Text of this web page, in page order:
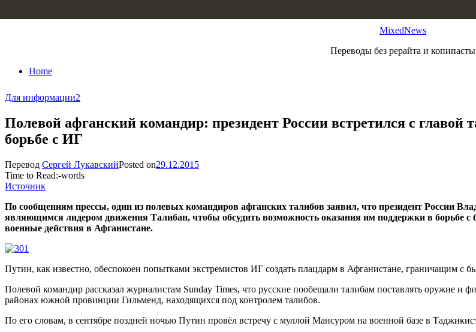
MixedNews
Переводы без рерайта и копипасты
Home
Для информации2
Полевой афганский командир: президент России встретился с
борьбе с ИГ
Перевод Сергей ЛукавскийPosted on29.12.2015
Time to Read:-words
Источник
По сообщениям прессы, один из полевых командиров афганских талибов заявил, что президент России
являющимся лидером движения Талибан, чтобы обсудить возможность оказания им поддержки в борьбе
военные действия в Афганистане.
Путин, как известно, обеспокоен попытками экстремистов ИГ создать плацдарм в Афганистане, граничащим
Полевой командир рассказал журналистам Sunday Times, что русские пообещали талибам поставлять оружие
районах южной провинции Гильменд, находящихся под контролем талибов.
По его словам, в сентябре поздней ночью Путин провёл встречу с муллой Мансуром на военной базе в